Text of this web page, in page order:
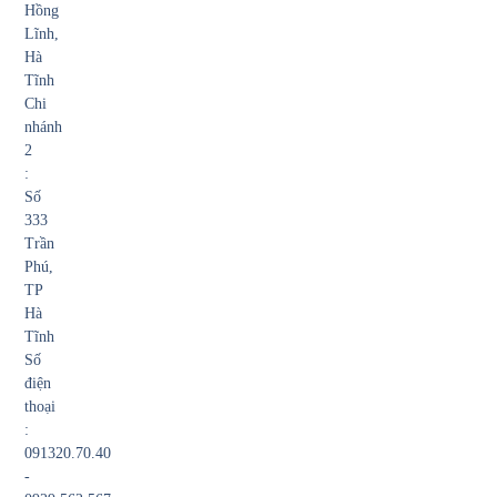
Hồng
Lĩnh,
Hà
Tĩnh
Chi
nhánh
2
:
Số
333
Trần
Phú,
TP
Hà
Tĩnh
Số
điện
thoại
:
091320.70.40
-